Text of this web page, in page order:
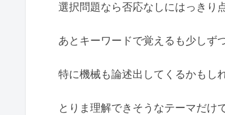
選択問題なら否応なしにはっきり
あとキーワードで覚えるも少しず
特に機械も論述出してくるかもし
とりま理解できそうなテーマだけ